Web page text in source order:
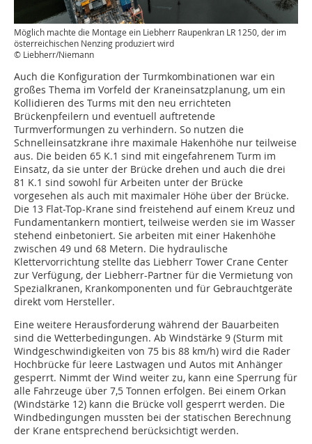
Möglich machte die Montage ein Liebherr Raupenkran LR 1250, der im
österreichischen Nenzing produziert wird
© Liebherr/Niemann
Auch die Konfiguration der Turmkombinationen war ein
großes Thema im Vorfeld der Kraneinsatzplanung, um ein
Kollidieren des Turms mit den neu errichteten
Brückenpfeilern und eventuell auftretende
Turmverformungen zu verhindern. So nutzen die
Schnelleinsatzkrane ihre maximale Hakenhöhe nur teilweise
aus. Die beiden 65 K.1 sind mit eingefahrenem Turm im
Einsatz, da sie unter der Brücke drehen und auch die drei
81 K.1 sind sowohl für Arbeiten unter der Brücke
vorgesehen als auch mit maximaler Höhe über der Brücke.
Die 13 Flat-Top-Krane sind freistehend auf einem Kreuz und
Fundamentankern montiert, teilweise werden sie im Wasser
stehend einbetoniert. Sie arbeiten mit einer Hakenhöhe
zwischen 49 und 68 Metern. Die hydraulische
Klettervorrichtung stellte das Liebherr Tower Crane Center
zur Verfügung, der Liebherr-Partner für die Vermietung von
Spezialkranen, Krankomponenten und für Gebrauchtgeräte
direkt vom Hersteller.
Eine weitere Herausforderung während der Bauarbeiten
sind die Wetterbedingungen. Ab Windstärke 9 (Sturm mit
Windgeschwindigkeiten von 75 bis 88 km/h) wird die Rader
Hochbrücke für leere Lastwagen und Autos mit Anhänger
gesperrt. Nimmt der Wind weiter zu, kann eine Sperrung für
alle Fahrzeuge über 7,5 Tonnen erfolgen. Bei einem Orkan
(Windstärke 12) kann die Brücke voll gesperrt werden. Die
Windbedingungen mussten bei der statischen Berechnung
der Krane entsprechend berücksichtigt werden.